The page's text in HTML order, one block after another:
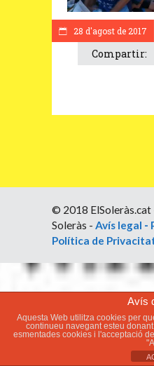
28 d'agost de 2017
Compartir:
© 2018 ElSoleràs.cat
Soleràs - Avís legal -
Política de
Avís
Aquesta Web utilitza cookies per
continueu navegant esteu
esmentades cookies i l'acceptació